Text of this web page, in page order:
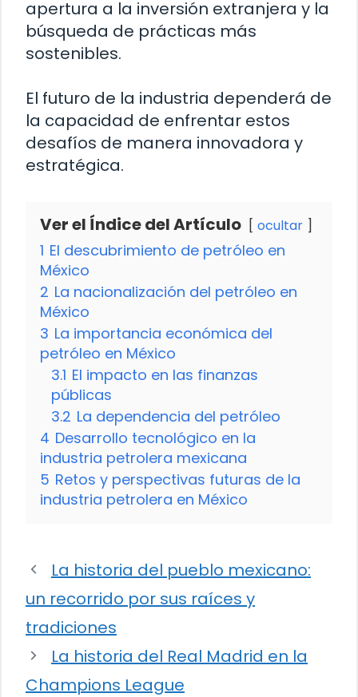
apertura a la inversión extranjera y la
búsqueda de prácticas más
sostenibles.
El futuro de la industria dependerá de
la capacidad de enfrentar estos
desafíos de manera innovadora y
estratégica.
Ver el Índice del Artículo ocultar
1 El descubrimiento de petróleo en
México
2 La nacionalización del petróleo en
México
3 La importancia económica del
petróleo en México
3.1 El impacto en las finanzas
públicas
3.2 La dependencia del petróleo
4 Desarrollo tecnológico en la
industria petrolera mexicana
5 Retos y perspectivas futuras de la
industria petrolera en México
La historia del pueblo mexicano:
un recorrido por sus raíces y
tradiciones
La historia del Real Madrid en la
Champions League